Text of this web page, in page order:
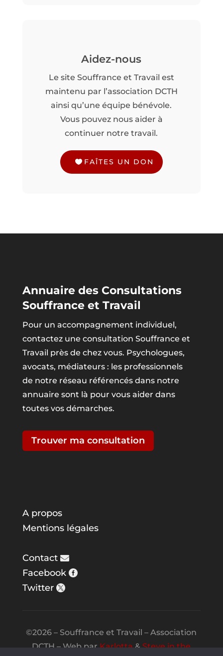
Aidez-nous
Le site Souffrance et Travail est
maintenu par l’association DCTH
ainsi qu’une équipe bénévole.
Vous pouvez nous aider à
continuer notre travail.
FAÎTES UN DON
Annuaire des Consultations
Souffrance et Travail
Pour un accompagnement individuel,
contactez une consultation Souffrance et
Travail près de chez vous. Psychologues,
avocats, médiateurs : les professionnels
de notre réseau référencés dans notre
annuaire sont là pour vous aider dans
toutes vos démarches.
Trouver ma consultation
A propos
Mentions légales
Contact
Facebook
Twitter
©2026 – Souffrance et Travail – Association
DCTH – Web parKarlotta&Steve in the